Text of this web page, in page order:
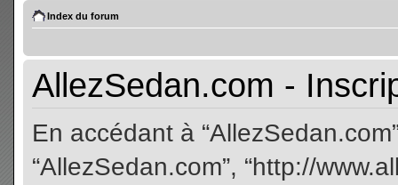
Index du forum
AllezSedan.com -
En accédant à
“AllezSedan.com”, “http://